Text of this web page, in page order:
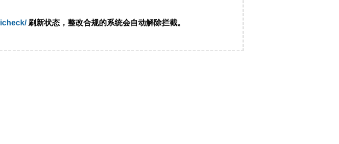
刷新状态，整改合规的系统会自动解除拦截。